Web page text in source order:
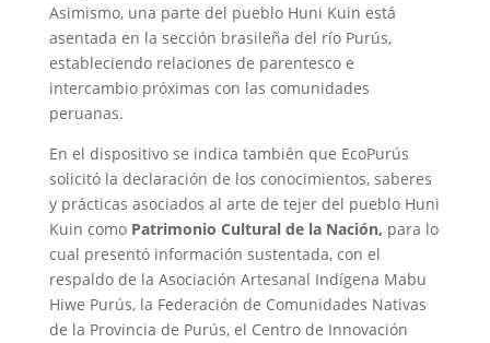
Asimismo, una parte del pueblo Huni Kuin está
asentada en la sección brasileña del río Purús,
estableciendo relaciones de parentesco e
intercambio próximas con las comunidades
peruanas.
En el dispositivo se indica también que EcoPurús
solicitó la declaración de los conocimientos, saberes
y prácticas asociados al arte de tejer del pueblo Huni
Kuin como Patrimonio Cultural de la Nación, para lo
cual presentó información sustentada, con el
respaldo de la Asociación Artesanal Indígena Mabu
Hiwe Purús, la Federación de Comunidades Nativas
de la Provincia de Purús, el Centro de Innovación